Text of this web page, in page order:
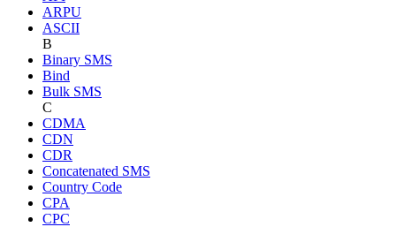
ARPU
ASCII
B
Binary SMS
Bind
Bulk SMS
C
CDMA
CDN
CDR
Concatenated SMS
Country Code
CPA
CPC